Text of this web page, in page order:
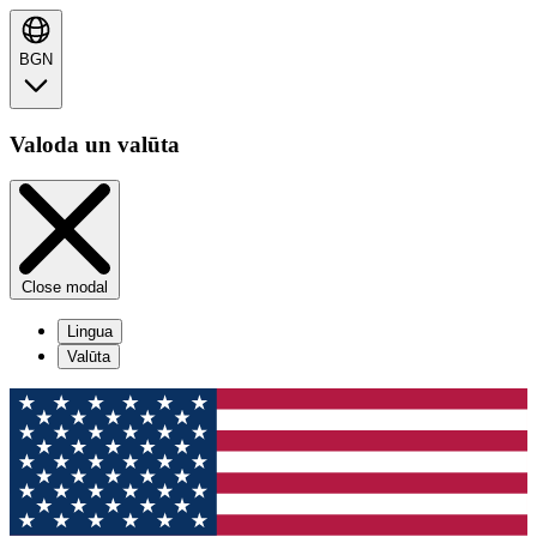
BGN
Valoda un valūta
Close modal
Lingua
Valūta